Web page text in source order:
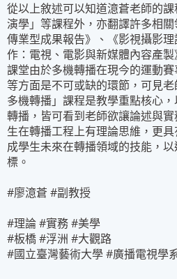
從以上敘述可以知道澺蒼老師的
演學」等課程外，亦翻譯許多相
傳業型成果報告》、《影視攝影
作：電視、電影與新媒體內容產
課堂由於多機轉播在現今的運動
等方面是不可或缺的環節，可見
多機轉播」課程是教學重點核心
轉播，皆可看到老師欲讓論述與
生在轉播工程上有理論思維，更
成學生未來在轉播領域的技能，
標。
#廖澺蒼 #副教授
#理論 #實務 #美學
#板橋 #浮洲 #大觀路
#國立臺灣藝術大學 #廣播電視學